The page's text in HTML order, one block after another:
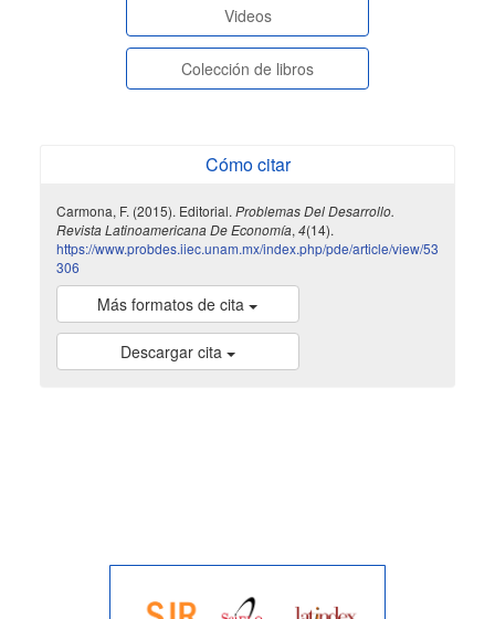
Videos
Colección de libros
Cómo citar
Carmona, F. (2015). Editorial. Problemas Del Desarrollo.
Revista Latinoamericana De Economía, 4(14).
https://www.probdes.iiec.unam.mx/index.php/pde/article/view/53
306
Más formatos de cita
Descargar cita